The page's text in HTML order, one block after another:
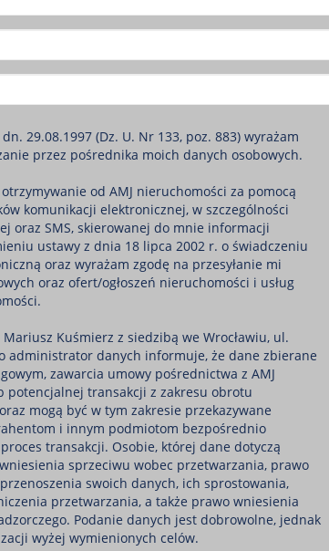
29.08.1997 (Dz. U. Nr 133, poz. 883) wyrażam
przez pośrednika moich danych osobowych.
od AMJ nieruchomości za pomocą
komunikacji elektronicznej, w szczególności
oraz SMS, skierowanej do mnie informacji
ustawy z dnia 18 lipca 2002 r. o świadczeniu
oraz wyrażam zgodę na przesyłanie mi
oraz ofert/ogłoszeń nieruchomości i usług
Kuśmierz z siedzibą we Wrocławiu, ul.
administrator danych informuje, że dane zbierane
zawarcia umowy pośrednictwa z AMJ
potencjalnej transakcji z zakresu obrotu
mogą być w tym zakresie przekazywane
i innym podmiotom bezpośrednio
transakcji. Osobie, której dane dotyczą
sprzeciwu wobec przetwarzania, prawo
swoich danych, ich sprostowania,
przetwarzania, a także prawo wniesienia
Podanie danych jest dobrowolne, jednak
wyżej wymienionych celów.